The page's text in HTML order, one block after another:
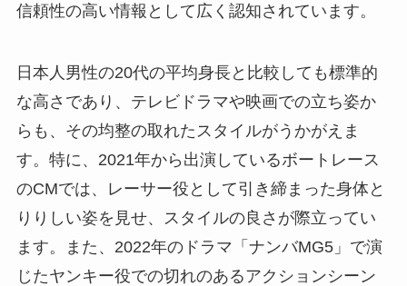
信頼性の高い情報として広く認知されています。
日本人男性の20代の平均身長と比較しても標準的
な高さであり、テレビドラマや映画での立ち姿か
らも、その均整の取れたスタイルがうかがえま
す。特に、2021年から出演しているボートレース
のCMでは、レーサー役として引き締まった身体と
りりしい姿を見せ、スタイルの良さが際立ってい
ます。また、2022年のドラマ「ナンバMG5」で演
じたヤンキー役での切れのあるアクションシーン